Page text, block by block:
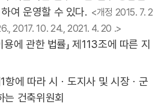
여 운영할 수 있다. <개정 2015. 7. 2
2017. 10. 24., 2021. 4. 20 .>
용에 관한 법률」 제113조에 따른 지
1항에 따라 시ㆍ도지사 및 시장ㆍ군
건축위원회